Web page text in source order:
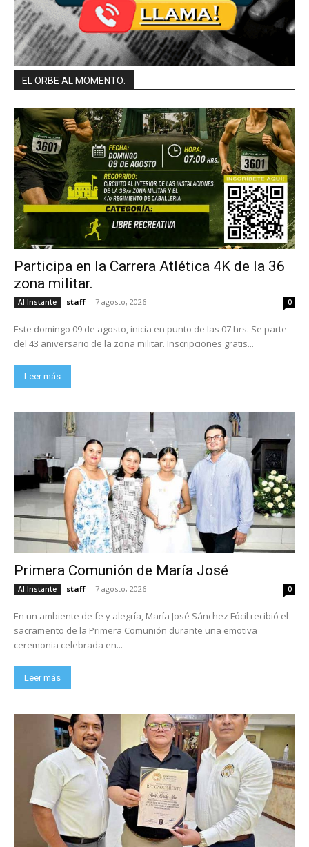
EL ORBE AL MOMENTO:
Participa en la Carrera Atlética 4K de la 36
zona militar.
Al Instante staff - 7 agosto, 2026 0
Este domingo 09 de agosto, inicia en punto de las 07 hrs. Se parte
del 43 aniversario de la zona militar. Inscripciones gratis...
Leer más
Primera Comunión de María José
Al Instante staff - 7 agosto, 2026 0
En un ambiente de fe y alegría, María José Sánchez Fócil recibió el
sacramento de la Primera Comunión durante una emotiva
ceremonia celebrada en...
Leer más